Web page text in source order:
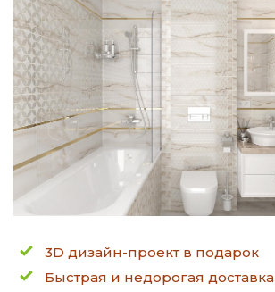
3D дизайн-проект в подарок
Быстрая и недорогая доставка